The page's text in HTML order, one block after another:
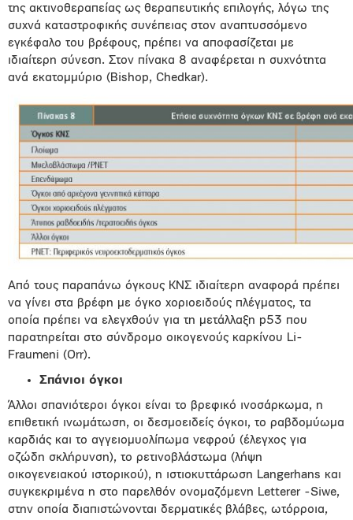
της ακτινοθεραπείας ως θεραπευτικής επιλογής, λόγω της
συχνά καταστροφικής συνέπειας στον αναπτυσσόμενο
εγκέφαλο του βρέφους, πρέπει να αποφασίζεται με
ιδιαίτερη σύνεση. Στον πίνακα 8 αναφέρεται η συχνότητα
ανά εκατομμύριο (Bishop, Chedkar).
Από τους παραπάνω όγκους ΚΝΣ ιδιαίτερη αναφορά πρέπει
να γίνει στα βρέφη με όγκο χοριοειδούς πλέγματος, τα
οποία πρέπει να ελεγχθούν για τη μετάλλαξη p53 που
παρατηρείται στο σύνδρομο οικογενούς καρκίνου Li-
Fraumeni (Orr).
Σπάνιοι όγκοι
Άλλοι σπανιότεροι όγκοι είναι το βρεφικό ινοσάρκωμα, η
επιθετική ινωμάτωση, οι δεσμοειδείς όγκοι, το ραβδομύωμα
καρδιάς και το αγγειομυολίπωμα νεφρού (έλεγχος για
οζώδη σκλήρυνση), το ρετινοβλάστωμα (λήψη
οικογενειακού ιστορικού), η ιστιοκυττάρωση Langerhans και
συγκεκριμένα η στο παρελθόν ονομαζόμενη Letterer -Siwe,
στην οποία διαπιστώνονται δερματικές βλάβες, ωτόρροια,